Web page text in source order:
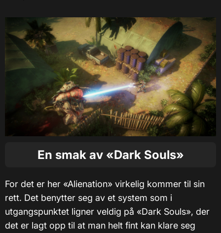
En smak av «Dark Souls»
For det er her «Alienation» virkelig kommer til sin
rett. Det benytter seg av et system som i
utgangspunktet ligner veldig på «Dark Souls», der
det er lagt opp til at man helt fint kan klare seg